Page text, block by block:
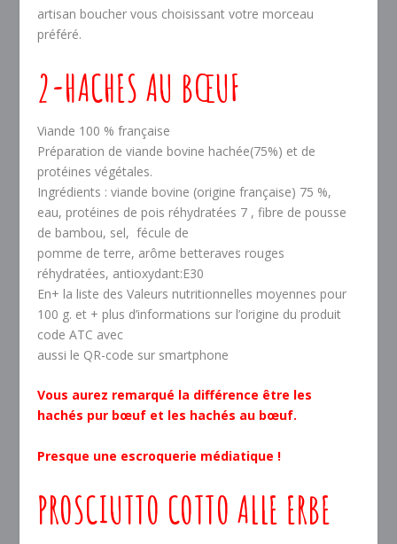
artisan boucher vous choisissant votre morceau
préféré.
2-HACHES AU BŒUF
Viande 100 % française
Préparation de viande bovine hachée(75%) et de
protéines végétales.
Ingrédients : viande bovine (origine française) 75 %,
eau, protéines de pois réhydratées 7 , fibre de pousse
de bambou, sel, fécule de
pomme de terre, arôme betteraves rouges
réhydratées, antioxydant:E30
En+ la liste des Valeurs nutritionnelles moyennes pour
100 g. et + plus d’informations sur l’origine du produit
code ATC avec
aussi le QR-code sur smartphone
Vous aurez remarqué la différence être les
hachés pur bœuf et les hachés au bœuf.
Presque une escroquerie médiatique !
PROSCIUTTO COTTO ALLE ERBE